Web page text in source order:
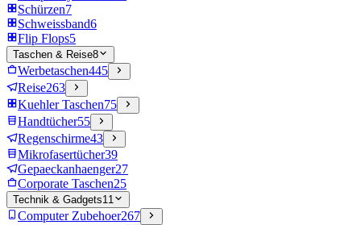
Schürzen7
Schweissband6
Flip Flops5
Taschen & Reise8
Werbetaschen445
Reise263
Kuehler Taschen75
Handtücher55
Regenschirme43
Mikrofasertücher39
Gepaeckanhaenger27
Corporate Taschen25
Technik & Gadgets11
Computer Zubehoer267